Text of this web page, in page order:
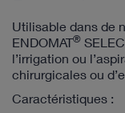
Utilisable dans de
ENDOMAT®
l’irrigation ou
chirurgicales ou
Caractéristiques :